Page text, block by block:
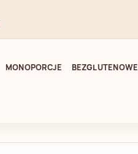
MONOPORCJE BEZGLUTENOWE